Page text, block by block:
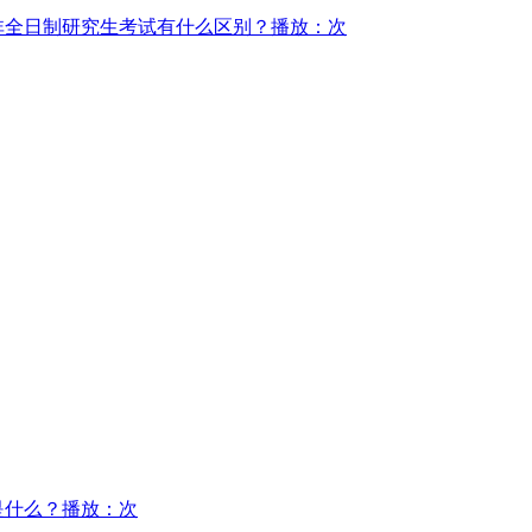
日制研究生考试有什么区别？ 播放：次
么？ 播放：次